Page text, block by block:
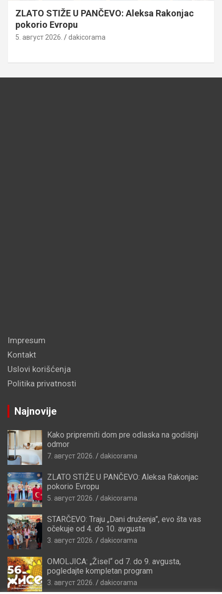
ZLATO STIŽE U PANČEVO: Aleksa Rakonjac
pokorio Evropu
5. август 2026. dakicorama
Impresum
Kontakt
Uslovi korišćenja
Politika privatnosti
Najnovije
Kako pripremiti dom pre odlaska na godišnji
odmor
7. август 2026. dakicorama
ZLATO STIŽE U PANČEVO: Aleksa Rakonjac
pokorio Evropu
5. август 2026. dakicorama
STARČEVO: Traju „Dani druženja”, evo šta vas
očekuje od 4. do 10. avgusta
3. август 2026. dakicorama
OMOLJICA: „Žisel“ od 7. do 9. avgusta,
pogledajte kompletan program
3. август 2026. dakicorama